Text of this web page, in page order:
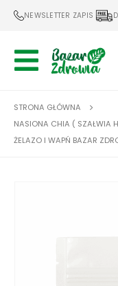
NEWSLETTER ZAPIS
STRONA GŁÓWNA
NASIONA CHIA ( SZAŁWIA
ŻELAZO I WAPŃ BAZAR